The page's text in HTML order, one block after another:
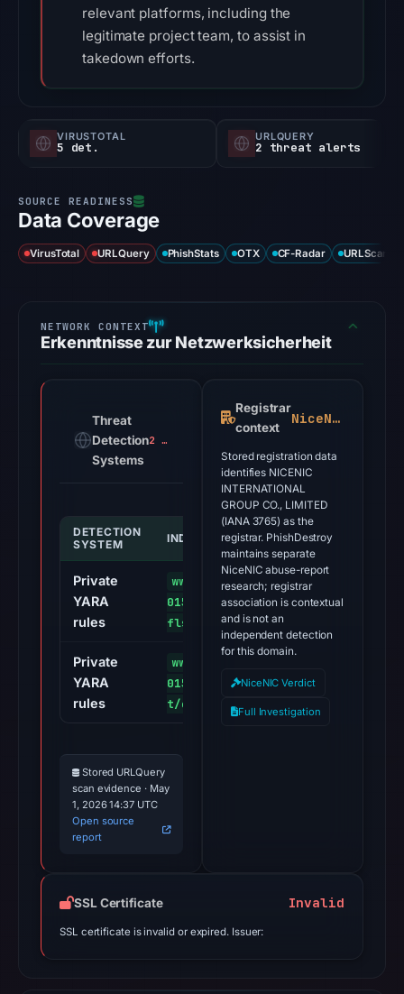
relevant platforms, including the
legitimate project team, to assist in
takedown efforts.
VIRUSTOTAL
5 det.
URLQUERY
2 threat alerts
Data Coverage
VirusTotal URLQuery PhishStats OTX CF-Radar URLScan
Erkenntnisse zur Netzwerksicherheit
Threat
Detection
Systems
2 alerts
DETECTION
SYSTEM
INDICATOR
Private
YARA
rules
www.youtube.com/s/player/098
0151a/player_embed_es6_tce.v
flset/en_us/base.js
Private
YARA
rules
www.youtube.com/s/player/098
0151a/player_embed_es6.vflse
t/en_us/base.js
Stored URLQuery
scan evidence · May
1, 2026 14:37 UTC
Open source
report
Registrar
context
NiceNIC
Stored registration data
identifies NICENIC
INTERNATIONAL
GROUP CO., LIMITED
(IANA 3765) as the
registrar. PhishDestroy
maintains separate
NiceNIC abuse-report
research; registrar
association is contextual
and is not an
independent detection
for this domain.
NiceNIC Verdict
Full Investigation
SSL Certificate Invalid
SSL certificate is invalid or expired. Issuer: